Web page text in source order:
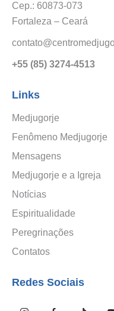
Cep.: 60873-073
Fortaleza – Ceará
+55 (85) 3274-4513
Links
Medjugorje
Fenômeno Medjugorje
Mensagens
Medjugorje e a Igreja
Notícias
Espiritualidade
Peregrinações
Contatos
Redes Sociais